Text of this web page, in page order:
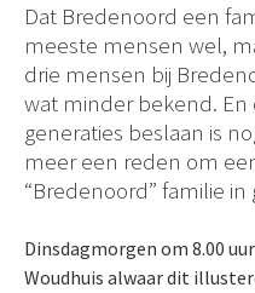
Dat Bredenoord een
meeste mensen wel,
drie mensen bij
wat minder bekend.
generaties beslaan is
meer een reden om
“Bredenoord” familie in
Dinsdagmorgen om 8.00
Woudhuis alwaar dit